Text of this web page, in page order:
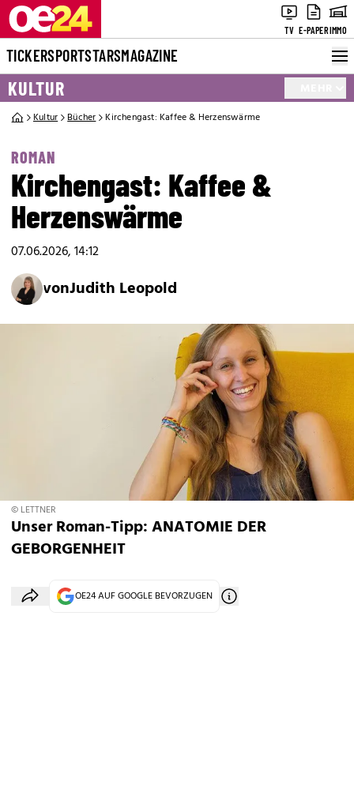
TV E-PAPERIMMO
TICKERSPORTSTARSMAGAZINE
KULTUR
Kultur Bücher Kirchengast: Kaffee & Herzenswärme
ROMAN
Kirchengast: Kaffee &
Herzenswärme
07.06.2026, 14:12
vonJudith Leopold
© LETTNER
Unser Roman-Tipp: ANATOMIE DER
GEBORGENHEIT
OE24 AUF GOOGLE BEVORZUGEN